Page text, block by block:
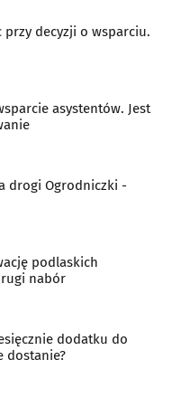
przy decyzji o wsparciu.
asystentów. Jest
drogi Ogrodniczki -
podlaskich
nabór
dodatku do
dostanie?